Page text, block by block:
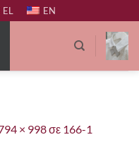
EL EN
× 998σε 166-1